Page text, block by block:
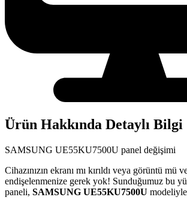
Ürün Hakkında Detaylı Bilgi
SAMSUNG UE55KU7500U panel değişimi
Cihazınızın ekranı mı kırıldı veya görüntü mü
endişelenmenize gerek yok! Sunduğumuz bu
paneli, SAMSUNG UE55KU7500U